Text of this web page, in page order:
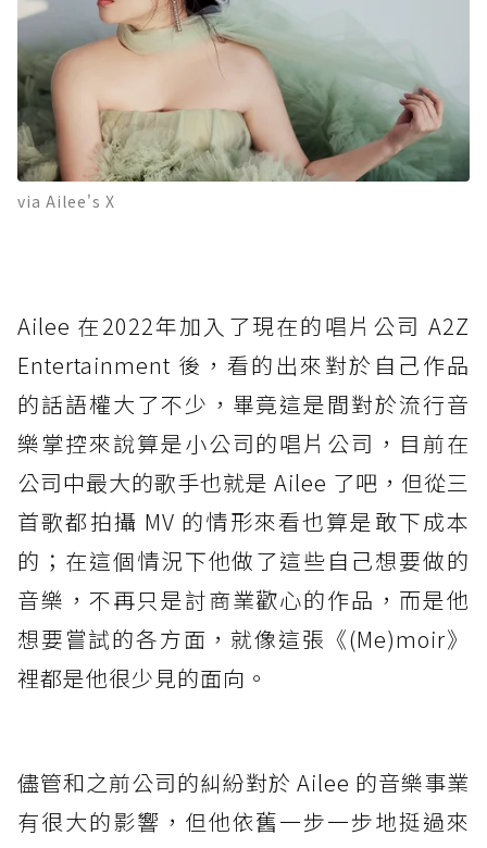
via Ailee's X
Ailee 在2022年加入了現在的唱片公司 A2Z
Entertainment 後，看的出來對於自己作品
的話語權大了不少，畢竟這是間對於流行音
樂掌控來說算是小公司的唱片公司，目前在
公司中最大的歌手也就是 Ailee 了吧，但從三
首歌都拍攝 MV 的情形來看也算是敢下成本
的；在這個情況下他做了這些自己想要做的
音樂，不再只是討商業歡心的作品，而是他
想要嘗試的各方面，就像這張《(Me)moir》
裡都是他很少見的面向。
儘管和之前公司的糾紛對於 Ailee 的音樂事業
有很大的影響，但他依舊一步一步地挺過來